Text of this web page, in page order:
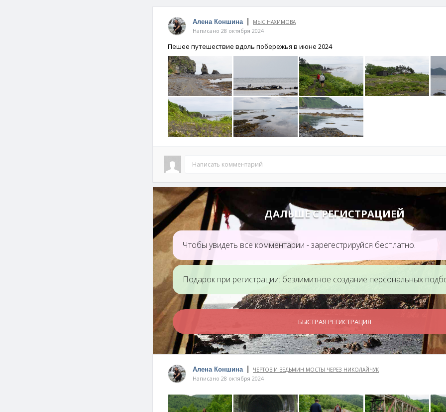
Алена Коншина МЫС НАХИМОВА
Написано 28 октября 2024
Пешее путешествие вдоль побережья в июне 2024
Написать комментарий
ДАЛЬШЕ С РЕГИСТРАЦИЕЙ
Чтобы увидеть все комментарии - зарегестрируйся бесплатно.
Подарок при регистрации: безлимитное создание персональных
БЫСТРАЯ РЕГИСТРАЦИЯ
Алена Коншина ЧЕРТОВ И ВЕДЬМИН МОСТЫ ЧЕРЕЗ НИКОЛАЙЧУК
Написано 28 октября 2024